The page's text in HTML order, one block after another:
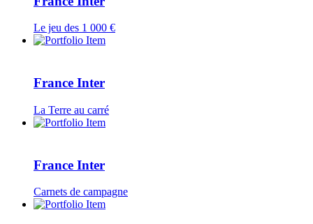
Le jeu des 1 000 €
France Inter
La Terre au carré
France Inter
Carnets de campagne